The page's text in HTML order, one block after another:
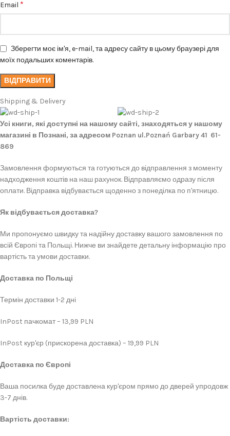
Email *
Зберегти моє ім'я, e-mail, та адресу сайту в цьому браузері для
моїх подальших коментарів.
Shipping & Delivery
Усі книги, які доступні на нашому сайті, знаходяться у нашому
магазині в Познані, за адресом Poznan ul.Poznań Garbary 41 61-
869
Замовлення формуються та готуються до відправлення з моменту
надходження коштів на наш рахунок. Відправляємо одразу після
оплати. Відправка відбувається щоденно з понеділка по п'ятницю.
Як відбувається доставка?
Ми пропонуємо швидку та надійну доставку вашого замовлення по
всій Європі та Польщі. Нижче ви знайдете детальну інформацію про
вартість та умови доставки.
Доставка по Польщі
Термін доставки 1-2 дні
InPost пачкомат – 13,99 PLN
InPost кур'єр (прискорена доставка) – 19,99 PLN
Доставка по Європі
Ваша посилка буде доставлена кур'єром прямо до дверей упродовж
3-7 днів.
Вартість доставки: